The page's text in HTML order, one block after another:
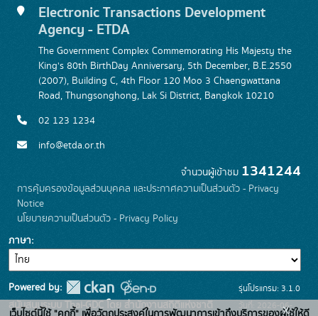
Electronic Transactions Development
Agency - ETDA
The Government Complex Commemorating His Majesty the
King's 80th BirthDay Anniversary, 5th December, B.E.2550
(2007), Building C, 4th Floor 120 Moo 3 Chaengwattana
Road, Thungsonghong, Lak Si District, Bangkok 10210
02 123 1234
info@etda.or.th
จำนวนผู้เข้าชม 1341244
การคุ้มครองข้อมูลส่วนบุคคล และประกาศความเป็นส่วนตัว - Privacy
Notice
นโยบายความเป็นส่วนตัว - Privacy Policy
ภาษา
Powered by:
สนับสนุนระบบ Thai-GDC โดย สำนักงานสถิติแห่งชาติ
รุ่นโปรแกรม: 3.1.0
วันที่: 2026-06-
x